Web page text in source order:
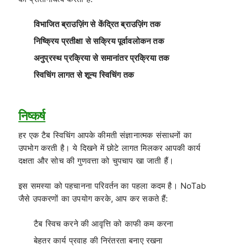
विभाजित ब्राउज़िंग से केंद्रित ब्राउज़िंग तक
निष्क्रिय प्रतीक्षा से सक्रिय पूर्वावलोकन तक
अनुप्रस्थ प्रक्रिया से समानांतर प्रक्रिया तक
स्विचिंग लागत से शून्य स्विचिंग तक
निष्कर्ष
हर एक टैब स्विचिंग आपके कीमती संज्ञानात्मक संसाधनों का
उपभोग करती है। ये दिखने में छोटे लागत मिलकर आपकी कार्य
दक्षता और सोच की गुणवत्ता को चुपचाप खा जाती हैं।
इस समस्या को पहचानना परिवर्तन का पहला कदम है। NoTab
जैसे उपकरणों का उपयोग करके, आप कर सकते हैं:
टैब स्विच करने की आवृत्ति को काफी कम करना
बेहतर कार्य प्रवाह की निरंतरता बनाए रखना